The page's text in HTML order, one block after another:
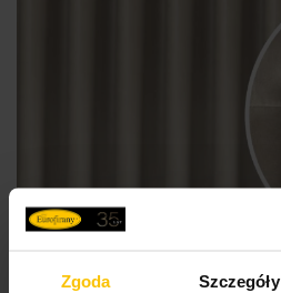
Zgoda Szczegóły